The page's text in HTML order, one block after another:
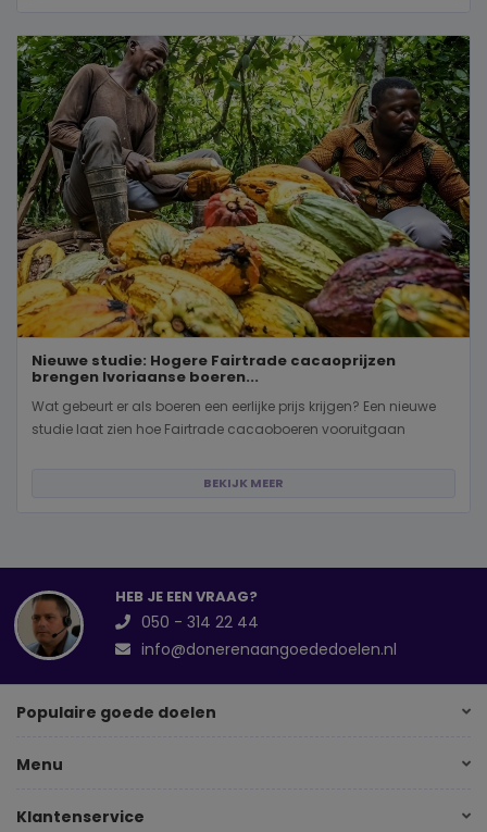
Nieuwe studie: Hogere Fairtrade cacaoprijzen
brengen Ivoriaanse boeren...
Wat gebeurt er als boeren een eerlijke prijs krijgen? Een nieuwe
studie laat zien hoe Fairtrade cacaoboeren vooruitgaan
BEKIJK MEER
HEB JE EEN VRAAG?
050 - 314 22 44
info@donerenaangoededoelen.nl
Populaire goede doelen
Menu
Klantenservice